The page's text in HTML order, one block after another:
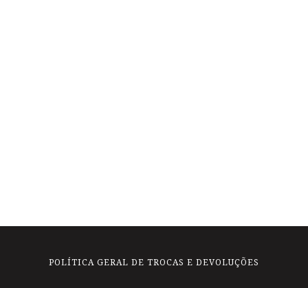
POLÍTICA GERAL DE TROCAS E DEVOLUÇÕES